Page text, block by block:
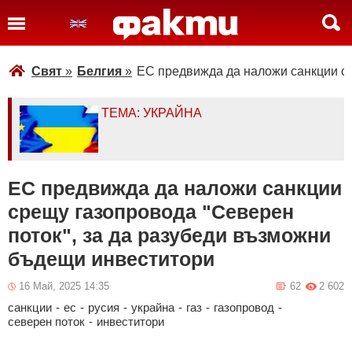
Свят » Белгия » ЕС предвижда да наложи санкции
ТЕМА: УКРАЙНА
ЕС предвижда да наложи санкции
срещу газопровода "Северен
поток", за да разубеди възможни
бъдещи инвеститори
16 Май, 2025 14:35 2 602
62
санкции - ес - русия - украйна - газ - газопровод -
северен поток - инвеститори